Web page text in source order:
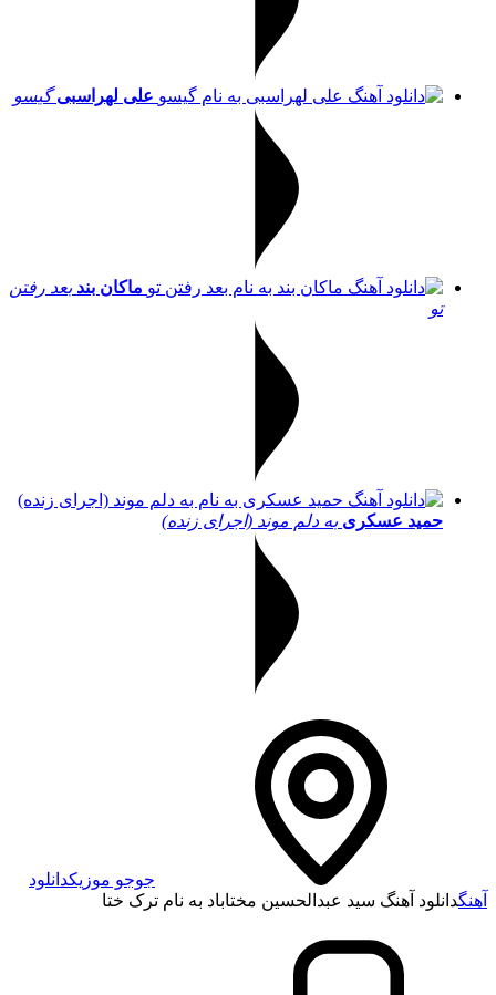
علی لهراسبی گیسو
ماکان بند بعد رفتن
تو
حمید عسکری به دلم موند (اجرای زنده)
جوجو موزیکدانلود
آهنگدانلود آهنگ سید عبدالحسین مختاباد به نام ترک ختا